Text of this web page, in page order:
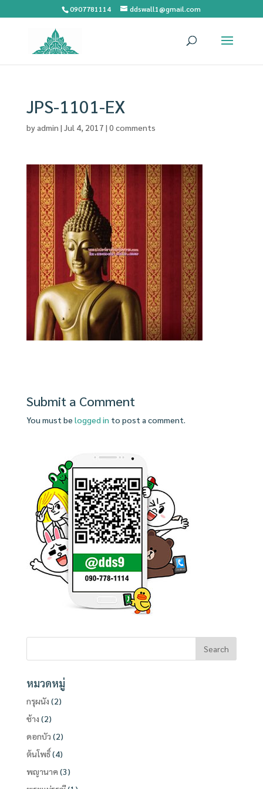
0907781114 ddswall1@gmail.com
JPS-1101-EX
byadmin | Jul 4, 2017 | 0 comments
Submit a Comment
You must be logged in to post a comment.
หมวดหมู่
กรุผนัง (2)
ช้าง (2)
ดอกบัว (2)
ต้นโพธิ์(4)
พญานาค (3)